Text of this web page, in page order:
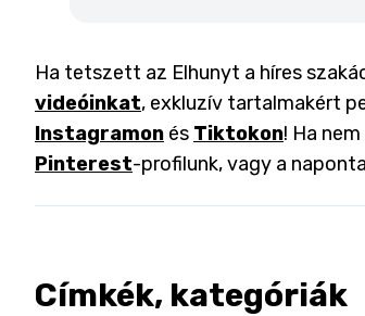
Ha tetszett az Elhunyt a híres
videóinkat, exkluzív tartalmakért
Instagramon és Tiktokon! Ha
Pinterest-profilunk, vagy a
Címkék, kategóriák